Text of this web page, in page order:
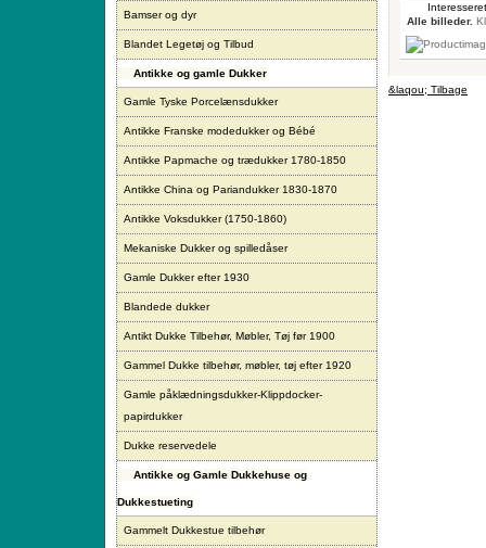
Bamser og dyr
Blandet Legetøj og Tilbud
Antikke og gamle Dukker
Gamle Tyske Porcelænsdukker
Antikke Franske modedukker og Bébé
Antikke Papmache og trædukker 1780-1850
Antikke China og Pariandukker 1830-1870
Antikke Voksdukker (1750-1860)
Mekaniske Dukker og spilledåser
Gamle Dukker efter 1930
Blandede dukker
Antikt Dukke Tilbehør, Møbler, Tøj før 1900
Gammel Dukke tilbehør, møbler, tøj efter 1920
Gamle påklædningsdukker-Klippdocker-
papirdukker
Dukke reservedele
Antikke og Gamle Dukkehuse og
Dukkestueting
Gammelt Dukkestue tilbehør
Alle billeder.
&laqou; Tilbage